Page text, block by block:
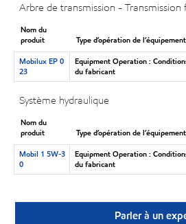
Arbre de transmission - Transmission
Nom du
produit
Type d’opération de l’équipement
Mobilux EP 0
23
Equipment Operation :
du fabricant
Système hydraulique
Nom du
produit
Type d’opération de l’équipement
Mobil 1 5W-3
0
Equipment Operation :
du fabricant
Parler à un